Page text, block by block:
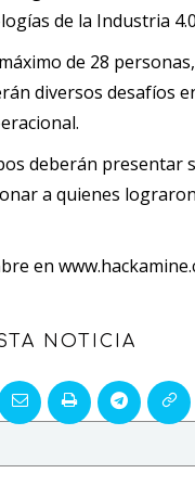
de la Industria
de 28
diversos desafíos
deberán presentar
a quienes
en
NOTICIA